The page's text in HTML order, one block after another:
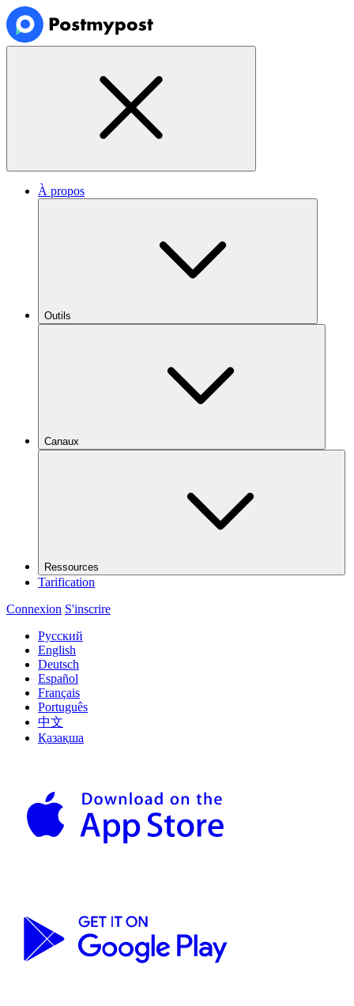
À propos
Outils
Canaux
Ressources
Tarification
Connexion S'inscrire
Русский
English
Deutsch
Español
Français
Português
中文
Қазақша